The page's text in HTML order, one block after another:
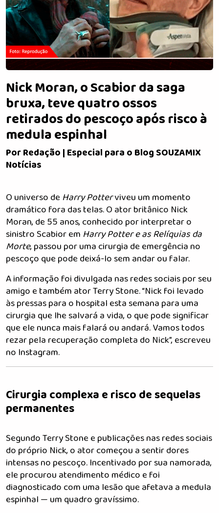
Nick Moran, o Scabior da saga
bruxa, teve quatro ossos
retirados do pescoço após risco à
medula espinhal
Por Redação | Especial para o Blog SOUZAMIX
Notícias
O universo deHarry Potterviveu um momento
dramático fora das telas. O ator britânico Nick
Moran, de 55 anos, conhecido por interpretar o
sinistro Scabior emHarry Potter e as Relíquias da
Morte, passou por uma cirurgia de emergência no
pescoço que pode deixá-lo sem andar ou falar.
A informação foi divulgada nas redes sociais por seu
amigo e também ator Terry Stone. “Nick foi levado
às pressas para o hospital esta semana para uma
cirurgia que lhe salvará a vida, o que pode significar
que ele nunca mais falará ou andará. Vamos todos
rezar pela recuperação completa do Nick”, escreveu
no Instagram.
Cirurgia complexa e risco de sequelas
permanentes
Segundo Terry Stone e publicações nas redes sociais
do próprio Nick, o ator começou a sentir dores
intensas no pescoço. Incentivado por sua namorada,
ele procurou atendimento médico e foi
diagnosticado com uma lesão que afetava a medula
espinhal — um quadro gravíssimo.